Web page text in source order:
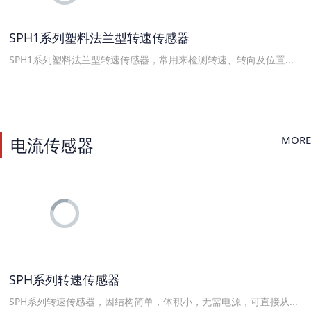
SPH1系列塑料法兰型转速传感器
SPH1系列塑料法兰型转速传感器，常用来检测转速、转向及位置...
电流传感器 MORE
SPH系列转速传感器
SPH系列转速传感器，因结构简单，体积小，无需电源，可直接从...